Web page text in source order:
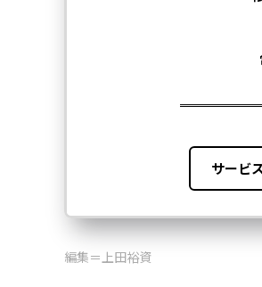
編集＝上田裕資